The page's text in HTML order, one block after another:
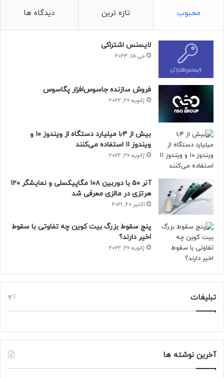
همخوانی ندارد. این امر آن‌ها را قادر ساخت این مکان‌ها را به
حتما بخوانید :
رئیس پلی‌استیشن از مورد انتظارترین بازی
۲۰۲۵ می‌گوید
منبع : زومیت
محبوب تازه ترین دیدگاه ها
لایسنس اشتراکی
می 15, 2023
فروش سازنده جاسوس‌افزار پگاسوس
ژانویه 26, 2022
بیش از ۱٫۴ میلیارد دستگاه از ویندوز ۱۰ و
ویندوز ۱۱ استفاده می‌کنند
ژانویه 26, 2022
آنر ۵۰ با دوربین ۱۰۸ مگاپیکسلی و نمایشگر ۱۲۰
هرتزی در مالزی معرفی شد
اکتبر 20, 2021
پنج سقوط بزرگ بیت کوین چه تفاوتی با سقوط
اخیر دارند؟
ژانویه 26, 2022
تبلیغات
آخرین نوشته ها